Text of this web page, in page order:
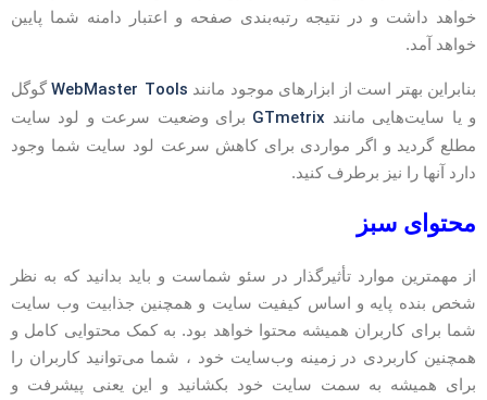
داشت و در نتیجه رتبه‌بندی صفحه و اعتبار دامنه شما پایین
آمد.
بهتر است از ابزارهای موجود مانندWebMaster Toolsگوگل
یا سایت‌هایی مانندGTmetrixبرای وضعیت سرعت و لود سایت
گردید و اگر مواردی برای کاهش سرعت لود سایت شما وجود
آنها را نیز برطرف کنید.
سبز
مهمترین موارد تأثیرگذار در سئو شماست و باید بدانید که به نظر
بنده پایه و اساس کیفیت سایت و همچنین جذابیت وب سایت
برای کاربران همیشه محتوا خواهد بود. به کمک محتوایی کامل و
کاربردی در زمینه وب‌سایت خود ، شما می‌توانید کاربران را
همیشه به سمت سایت خود بکشانید و این یعنی پیشرفت و